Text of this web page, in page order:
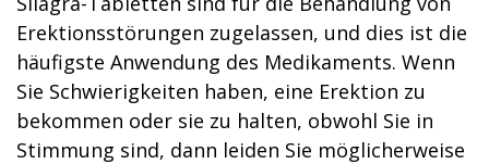
Erektionsstörungen zugelassen, und dies ist die
häufigste Anwendung des Medikaments. Wenn
Sie Schwierigkeiten haben, eine Erektion zu
bekommen oder sie zu halten, obwohl Sie in
Stimmung sind, dann leiden Sie möglicherweise